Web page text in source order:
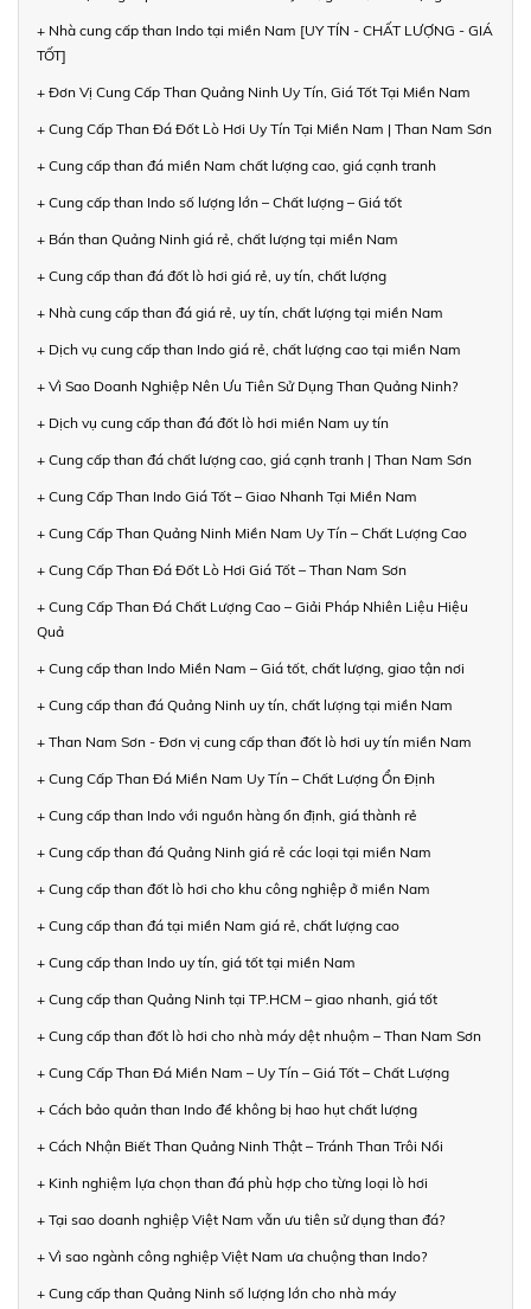
+ Nhà cung cấp than Indo tại miền Nam [UY TÍN - CHẤT LƯỢNG - GIÁ
TỐT]
+ Đơn Vị Cung Cấp Than Quảng Ninh Uy Tín, Giá Tốt Tại Miền Nam
+ Cung Cấp Than Đá Đốt Lò Hơi Uy Tín Tại Miền Nam | Than Nam Sơn
+ Cung cấp than đá miền Nam chất lượng cao, giá cạnh tranh
+ Cung cấp than Indo số lượng lớn – Chất lượng – Giá tốt
+ Bán than Quảng Ninh giá rẻ, chất lượng tại miền Nam
+ Cung cấp than đá đốt lò hơi giá rẻ, uy tín, chất lượng
+ Nhà cung cấp than đá giá rẻ, uy tín, chất lượng tại miền Nam
+ Dịch vụ cung cấp than Indo giá rẻ, chất lượng cao tại miền Nam
+ Vì Sao Doanh Nghiệp Nên Ưu Tiên Sử Dụng Than Quảng Ninh?
+ Dịch vụ cung cấp than đá đốt lò hơi miền Nam uy tín
+ Cung cấp than đá chất lượng cao, giá cạnh tranh | Than Nam Sơn
+ Cung Cấp Than Indo Giá Tốt – Giao Nhanh Tại Miền Nam
+ Cung Cấp Than Quảng Ninh Miền Nam Uy Tín – Chất Lượng Cao
+ Cung Cấp Than Đá Đốt Lò Hơi Giá Tốt – Than Nam Sơn
+ Cung Cấp Than Đá Chất Lượng Cao – Giải Pháp Nhiên Liệu Hiệu
Quả
+ Cung cấp than Indo Miền Nam – Giá tốt, chất lượng, giao tận nơi
+ Cung cấp than đá Quảng Ninh uy tín, chất lượng tại miền Nam
+ Than Nam Sơn - Đơn vị cung cấp than đốt lò hơi uy tín miền Nam
+ Cung Cấp Than Đá Miền Nam Uy Tín – Chất Lượng Ổn Định
+ Cung cấp than Indo với nguồn hàng ổn định, giá thành rẻ
+ Cung cấp than đá Quảng Ninh giá rẻ các loại tại miền Nam
+ Cung cấp than đốt lò hơi cho khu công nghiệp ở miền Nam
+ Cung cấp than đá tại miền Nam giá rẻ, chất lượng cao
+ Cung cấp than Indo uy tín, giá tốt tại miền Nam
+ Cung cấp than Quảng Ninh tại TP.HCM – giao nhanh, giá tốt
+ Cung cấp than đốt lò hơi cho nhà máy dệt nhuộm – Than Nam Sơn
+ Cung Cấp Than Đá Miền Nam – Uy Tín – Giá Tốt – Chất Lượng
+ Cách bảo quản than Indo để không bị hao hụt chất lượng
+ Cách Nhận Biết Than Quảng Ninh Thật – Tránh Than Trôi Nổi
+ Kinh nghiệm lựa chọn than đá phù hợp cho từng loại lò hơi
+ Tại sao doanh nghiệp Việt Nam vẫn ưu tiên sử dụng than đá?
+ Vì sao ngành công nghiệp Việt Nam ưa chuộng than Indo?
+ Cung cấp than Quảng Ninh số lượng lớn cho nhà máy